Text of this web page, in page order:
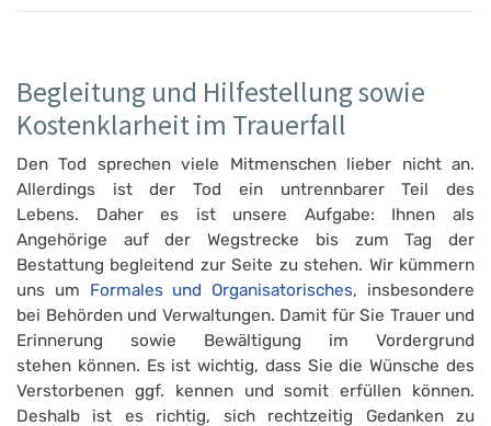
Begleitung und Hilfestellung sowie
Kostenklarheit im Trauerfall
Den Tod sprechen viele Mitmenschen lieber nicht an.
Allerdings ist der Tod ein untrennbarer Teil des
Lebens. Daher es ist unsere Aufgabe: Ihnen als
Angehörige auf der Wegstrecke bis zum Tag der
Bestattung begleitend zur Seite zu stehen. Wir kümmern
uns um Formales und Organisatorisches, insbesondere
bei Behörden und Verwaltungen. Damit für Sie Trauer und
Erinnerung sowie Bewältigung im Vordergrund
stehen können. Es ist wichtig, dass Sie die Wünsche des
Verstorbenen ggf. kennen und somit erfüllen können.
Deshalb ist es richtig, sich rechtzeitig Gedanken zu